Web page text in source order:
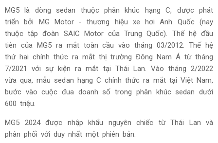
MG5 là dòng sedan thuộc phân khúc hạng C, được phát
triển bởi MG Motor - thương hiệu xe hơi Anh Quốc (nay
thuộc tập đoàn SAIC Motor của Trung Quốc). Thế hệ đầu
tiên của MG5 ra mắt toàn cầu vào tháng 03/2012. Thế hệ
thứ hai chính thức ra mắt thị trường Đông Nam Á từ tháng
7/2021 với sự kiện ra mắt tại Thái Lan. Vào tháng 2/2022
vừa qua, mẫu sedan hạng C chính thức ra mắt tại Việt Nam,
bước vào cuộc đua doanh số trong phân khúc sedan dưới
600 triệu.
MG5 2024 được nhập khẩu nguyên chiếc từ Thái Lan và
phân phối với duy nhất một phiên bản.